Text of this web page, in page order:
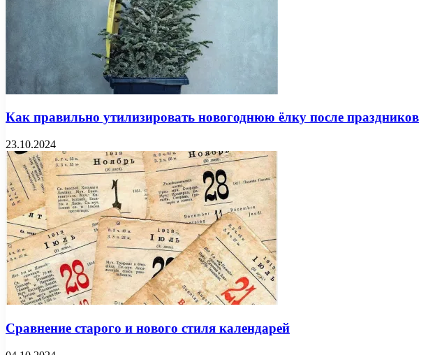
Как правильно утилизировать новогоднюю ёлку после праздников
23.10.2024
Сравнение старого и нового стиля календарей